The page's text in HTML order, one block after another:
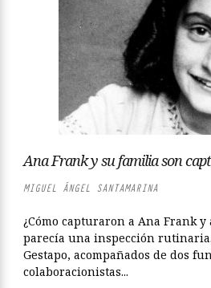
Ana Frank y su familia son
MIGUEL ÁNGEL SANTAMARINA
¿Cómo capturaron a Ana Frank y
parecía una inspección
Gestapo, acompañados de dos
colaboracionistas...